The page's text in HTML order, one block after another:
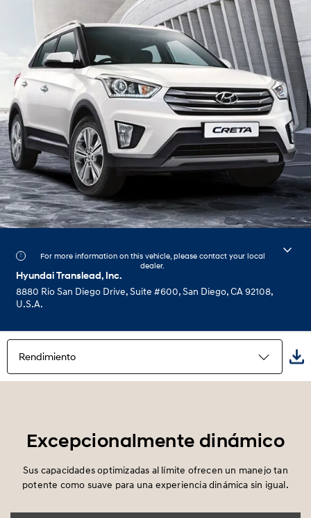
For more information on this vehicle, please contact your local
dealer.
Hyundai Translead, Inc.
8880 Rio San Diego Drive, Suite #600, San Diego, CA 92108,
U.S.A.
Rendimiento
Exterior
Interior
Excepcionalmente dinámico
Sus capacidades optimizadas al límite ofrecen un manejo tan
potente como suave para una experiencia dinámica sin igual.